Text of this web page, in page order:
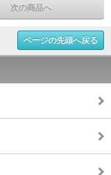
次の商品へ
ページの先頭へ戻る